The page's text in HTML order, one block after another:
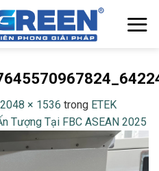
2048 × 1536 trong ETEK
Tượng Tại FBC ASEAN 2025